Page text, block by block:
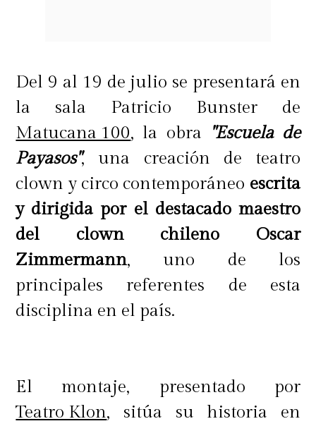
Gabriela Germain Fonck
(ilustraciones)
Hace cinco siglos, en los confines
del gran Imperio inca, un niño es
llevado hacia el valle del río
Mapocho. Sobre sus hombros recaen
las esperanzas de un pueblo entero.
Un viaje ceremonial al encuentro
con la montaña sagrada que lo
Libros para Niños y Jóvenes del
Banco del Libro de Venezuela, 2022.
Del 9 al 19 de julio se presentará en
la sala Patricio Bunster de
Matucana 100, la obra "Escuela de
Payasos", una creación de teatro
clown y circo contemporáneo escrita
y dirigida por el destacado maestro
del clown chileno Oscar
Zimmermann, uno de los
principales referentes de esta
disciplina en el país.
El montaje, presentado por
Teatro Klon, sitúa su historia en